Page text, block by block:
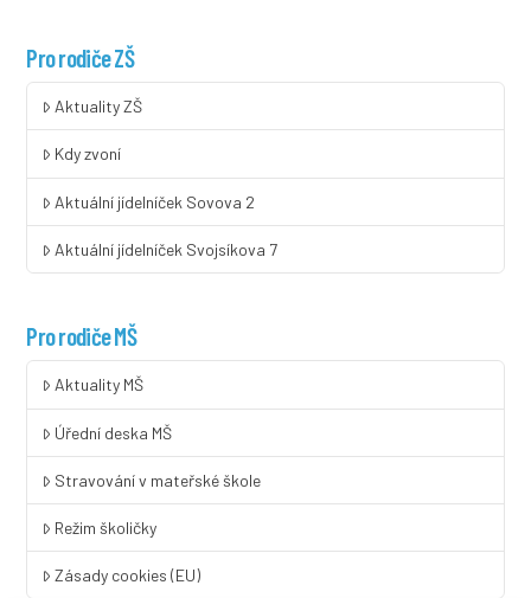
Pro rodiče ZŠ
Aktuality ZŠ
Kdy zvoní
Aktuální jídelníček Sovova 2
Aktuální jídelníček Svojsíkova 7
Pro rodiče MŠ
Aktuality MŠ
Úřední deska MŠ
Stravování v mateřské škole
Režim školičky
Zásady cookies (EU)